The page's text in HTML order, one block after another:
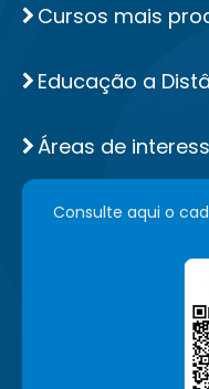
Cursos mais
Educação a
Áreas de
Consulte aqui o